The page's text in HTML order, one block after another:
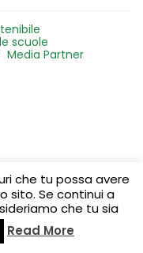
scuole
Media Partner
che tu possa avere
sito. Se continui a
che tu sia
Read More